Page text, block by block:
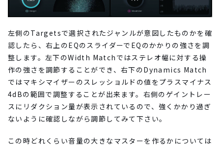
左側のTargetsで選択されたジャンルが意図したものかを確
認したら、右上のEQのスライダーでEQのかかりの強さを調
整します。左下のWidth Matchではステレオ幅に対する操
作の強さを調節することができ、右下のDynamics Match
ではマキシマイザーのスレッショルドの値をプラスマイナス
4dBの範囲で調整することが出来ます。右側のゲイントレー
スにリダクション量が表示されているので、強くかかり過ぎ
ないように確認しながら調節してみて下さい。
この時どれくらい音量の大きなマスターを作るかについては